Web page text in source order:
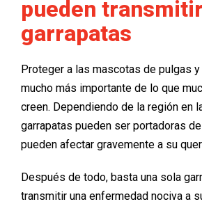
pueden
garrapatas
Proteger a las mascotas de pulgas
mucho más importante de lo que
creen. Dependiendo de la región en
garrapatas pueden ser portadoras
pueden afectar gravemente a su
Después de todo, basta una sola
transmitir una enfermedad nociva a